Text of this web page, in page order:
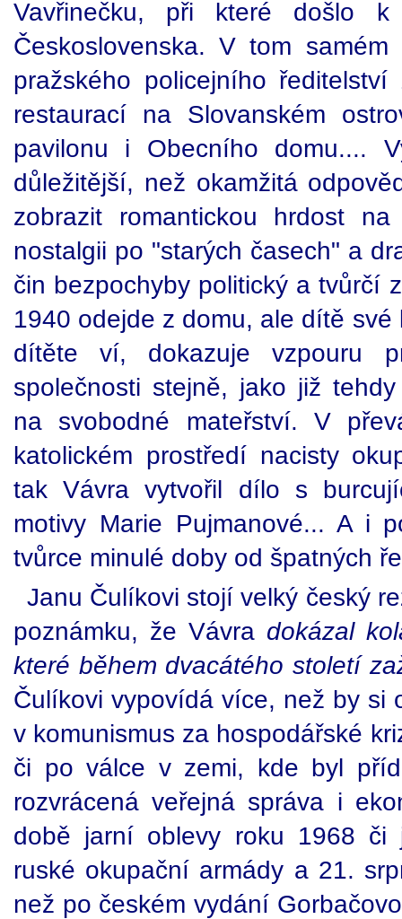
Vavřinečku, při které došlo k
Československa. V tom
pražského policejního
restaurací na Slovanském
pavilonu i Obecního domu....
důležitější, než okamžitá
zobrazit romantickou hrdost
nostalgii po "starých časech" a
čin bezpochyby politický a tvůrčí
1940 odejde z domu, ale dítě
dítěte ví, dokazuje vzpouru
společnosti stejně, jako již
na svobodné mateřství. V
katolickém prostředí nacisty
tak Vávra vytvořil dílo s
motivy Marie Pujmanové... A i
tvůrce minulé doby od špatných
Janu Čulíkovi stojí velký český
poznámku, že Vávra dokázal
které během dvacátého století
Čulíkovi vypovídá více, než by si
v komunismus za hospodářské
či po válce v zemi, kde byl
rozvrácená veřejná správa i
době jarní oblevy roku 1968
ruské okupační armády a 21.
než po českém vydání